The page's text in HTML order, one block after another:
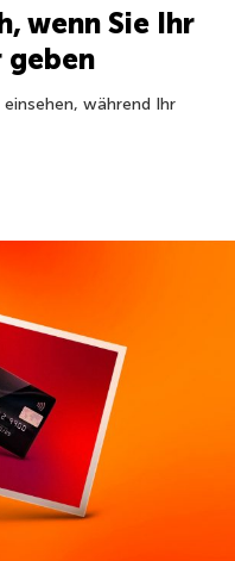
wenn Sie Ihr
geben
während Ihr